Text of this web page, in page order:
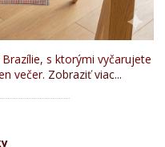
s ktorými vyčarujete
večer. Zobraziť viac...